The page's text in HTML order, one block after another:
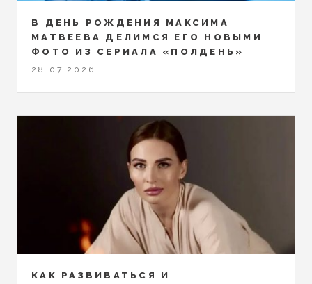
В ДЕНЬ РОЖДЕНИЯ МАКСИМА
МАТВЕЕВА ДЕЛИМСЯ ЕГО НОВЫМИ
ФОТО ИЗ СЕРИАЛА «ПОЛДЕНЬ»
28.07.2026
КАК РАЗВИВАТЬСЯ И